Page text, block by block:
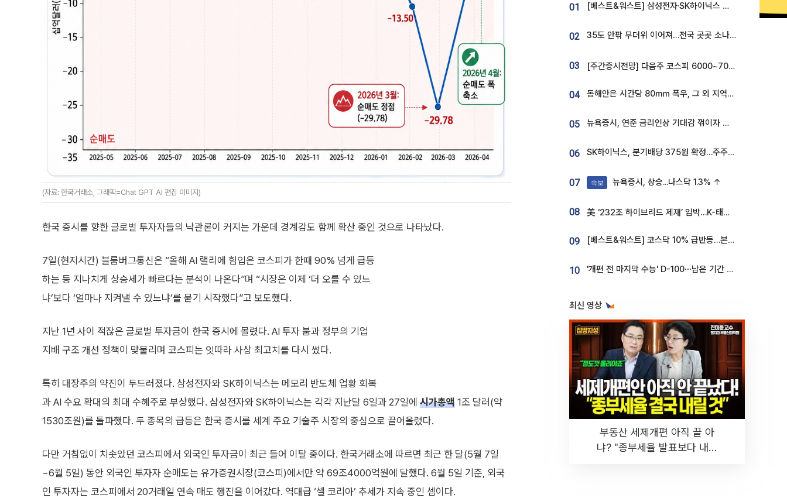
(자료: 한국거래소, 그래픽=Chat GPT AI 편집 이미지)
한국 증시를 향한 글로벌 투자자들의 낙관론이 커지는 가운데 경계감도 함께 확산 중인 것으로 나타났다.
7일(현지시간) 블룸버그통신은 “올해 AI 랠리에 힘입은 코스피가 한때 90% 넘게 급등
하는 등 지나치게 상승세가 빠르다는 분석이 나온다”며 “시장은 이제 ‘더 오를 수 있느
냐’보다 ‘얼마나 지켜낼 수 있느냐’를 묻기 시작했다”고 보도했다.
지난 1년 사이 적잖은 글로벌 투자금이 한국 증시에 몰렸다. AI 투자 붐과 정부의 기업
지배 구조 개선 정책이 맞물리며 코스피는 잇따라 사상 최고치를 다시 썼다.
특히 대장주의 약진이 두드러졌다. 삼성전자와 SK하이닉스는 메모리 반도체 업황 회복
과 AI 수요 확대의 최대 수혜주로 부상했다. 삼성전자와 SK하이닉스는 각각 지난달 6일과 27일에 시가총액 1조 달러(약
1530조원)를 돌파했다. 두 종목의 급등은 한국 증시를 세계 주요 기술주 시장의 중심으로 끌어올렸다.
다만 거침없이 치솟았던 코스피에서 외국인 투자금이 최근 들어 이탈 중이다. 한국거래소에 따르면 최근 한 달(5월 7일
~6월 5일) 동안 외국인 투자자 순매도는 유가증권시장(코스피)에서만 약 69조4000억원에 달했다. 6월 5일 기준, 외국
인 투자자는 코스피에서 20거래일 연속 매도 행진을 이어갔다. 역대급 ‘셀 코리아’ 추세가 지속 중인 셈이다.
01 [베스트&워스트] 삼성전자·SK하이닉스 밀린 한 주…상상인증권은 85% 급등
02 35도 안팎 무더위 이어져…전국 곳곳 소나기 [오늘 날씨]
03 [주간증시전망] 다음주 코스피 6000~7000⋯“外人 수급은 정책이 변수”
04 동해안은 시간당 80㎜ 폭우, 그 외 지역은 폭염…‘극과 극 날씨’
05 뉴욕증시, 연준 금리인상 기대감 꺾이자 상승...S&P500 사상 최고치 [종합]
06 SK하이닉스, 분기배당 375원 확정…주주환원책 9월로 앞당겨 발표
07 속보 뉴욕증시, 상승...나스닥 1.3% ↑
08 美 ‘232조 하이브리드 제재’ 임박…K-태양광, 불확실성 털고 날개 다나
09 [베스트&워스트] 코스닥 10% 급반등…본느, 최대주주 변경 기대에 270% 폭등
10 '개편 전 마지막 수능' D-100⋯남은 기간 성적 올릴 전략은
최신 영상
부동산 세제개편 아직 끝 아
냐? "종부세율 발표보다 내릴